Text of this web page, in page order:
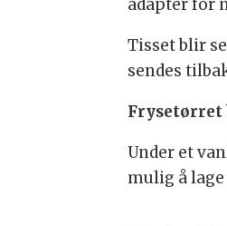
adapter for
Tisset blir
sendes
Frysetørret
Under et
mulig å